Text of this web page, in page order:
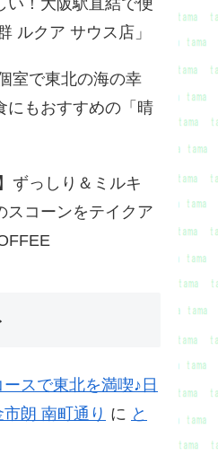
ルクア サウス店」
室で東北の海の幸
にもおすすめの「晴
ずっしり＆ミルキ
スコーンをテイクア
スで東北を満喫♪日
朗 南町通り に と